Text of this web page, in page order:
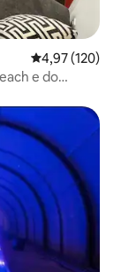
4,97 de uma
4,97 (120)
e do